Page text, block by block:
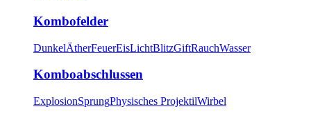
Kombofelder
DunkelÄtherFeuerEisLichtBlitzGiftRauchWasser
Komboabschlussen
ExplosionSprungPhysisches ProjektilWirbel